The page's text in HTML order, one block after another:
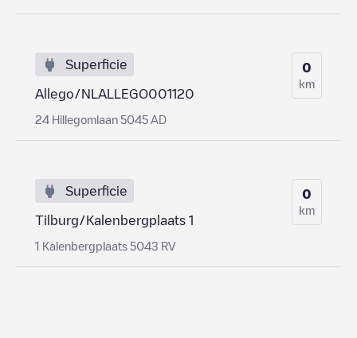
Superficie
Allego/NLALLEGO001120
24 Hillegomlaan 5045 AD
0
km
Superficie
Tilburg/Kalenbergplaats 1
1 Kalenbergplaats 5043 RV
0
km